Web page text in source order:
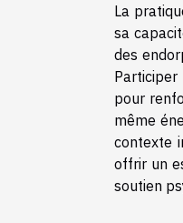
La
sa
des
pour
même
contexte
offrir un
soutien